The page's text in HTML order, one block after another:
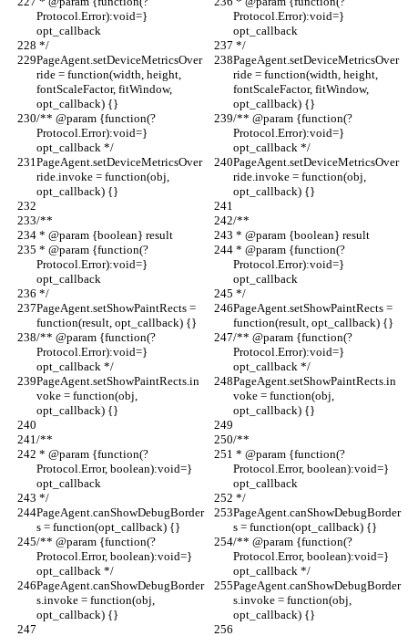
Protocol.Error):void=}
opt_callback
Protocol.Error):void=}
opt_callback
*/
*/
PageAgent.setDeviceMetricsOver
ride = function(width, height,
fontScaleFactor, fitWindow,
opt_callback) {}
PageAgent.setDeviceMetricsOver
ride = function(width, height,
fontScaleFactor, fitWindow,
opt_callback) {}
/** @param {function(?
Protocol.Error):void=}
opt_callback */
/** @param {function(?
Protocol.Error):void=}
opt_callback */
PageAgent.setDeviceMetricsOver
ride.invoke = function(obj,
opt_callback) {}
PageAgent.setDeviceMetricsOver
ride.invoke = function(obj,
opt_callback) {}
/**
/**
* @param {boolean} result
* @param {boolean} result
Protocol.Error):void=}
opt_callback
Protocol.Error):void=}
opt_callback
*/
*/
PageAgent.setShowPaintRects =
function(result, opt_callback) {}
PageAgent.setShowPaintRects =
function(result, opt_callback) {}
/** @param {function(?
Protocol.Error):void=}
opt_callback */
/** @param {function(?
Protocol.Error):void=}
opt_callback */
PageAgent.setShowPaintRects.in
voke = function(obj,
opt_callback) {}
PageAgent.setShowPaintRects.in
voke = function(obj,
opt_callback) {}
/**
/**
Protocol.Error, boolean):void=}
opt_callback
Protocol.Error, boolean):void=}
opt_callback
*/
*/
PageAgent.canShowDebugBorder
s = function(opt_callback) {}
PageAgent.canShowDebugBorder
s = function(opt_callback) {}
/** @param {function(?
Protocol.Error, boolean):void=}
opt_callback */
/** @param {function(?
Protocol.Error, boolean):void=}
opt_callback */
PageAgent.canShowDebugBorder
s.invoke = function(obj,
opt_callback) {}
PageAgent.canShowDebugBorder
s.invoke = function(obj,
opt_callback) {}